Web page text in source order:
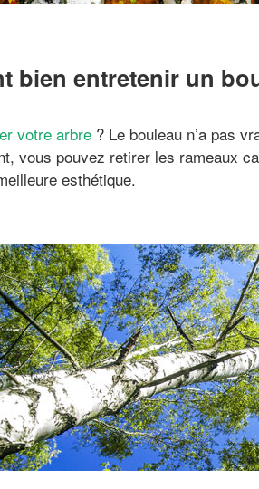
bien entretenir un
votre arbre? Le bouleau n’a pas
vous pouvez retirer les rameaux
esthétique.